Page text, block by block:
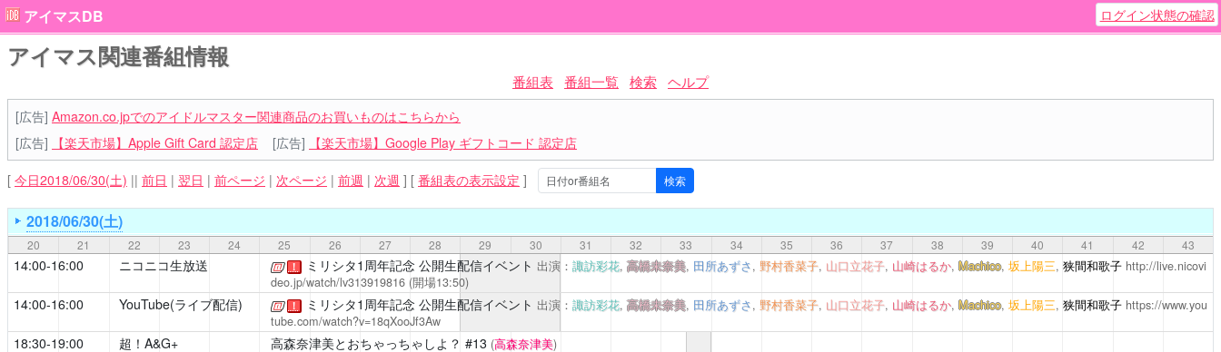
アイマスDB ログイン状態の確認
アイマス関連番組情報
番組表 番組一覧 検索 ヘルプ
[広告] Amazon.co.jpでのアイドルマスター関連商品のお買いものはこちらから
[広告]
【楽天市場】Apple Gift Card 認定店 [広告] 【楽天市場】Google Play ギフトコード 認定店
[ 今日2018/06/30(土) || 前日 | 翌日 | 前ページ | 次ページ | 前週 | 次週 ] [ 番組表の表示設定 ]
2018/06/30(土)
20 21 22 23 24 25 26 27 28 29 30 31 32 33 34 35 36 37 38 39 40 41 42 43
14:00-16:00 ニコニコ生放送
[公式] ！ ミリシタ1周年記念 公開生配信イベント 出演： 諏訪彩花,高橋未奈美, 田所あずさ, 野村香菜子, 山口立花子, 山崎はるか, Machico, 坂上陽三, 狭間和歌子 http://live.nicovi
deo.jp/watch/lv313919816(開場13:50)
14:00-16:00 YouTube(ライブ配信)
[公式] ！ ミリシタ1周年記念 公開生配信イベント 出演： 諏訪彩花,高橋未奈美, 田所あずさ, 野村香菜子, 山口立花子, 山崎はるか, Machico, 坂上陽三, 狭間和歌子 https://www.you
tube.com/watch?v=18qXooJf3Aw
18:30-19:00 超！A&G+ 高森奈津美とおちゃっちゃしよ？ #13 (高森奈津美)